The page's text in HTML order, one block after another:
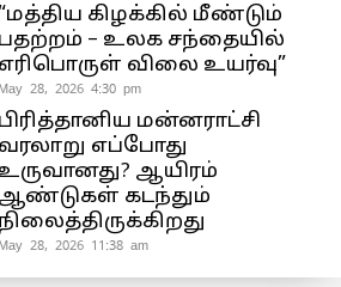
கிழக்கில் மீண்டும்
பதற்றம் – உலக சந்தையில்
எரிபொருள் விலை உயர்வு”
May 28, 2026 4:30 pm
பிரித்தானிய மன்னராட்சி
வரலாறு எப்போது
உருவானது? ஆயிரம்
ஆண்டுகள் கடந்தும்
நிலைத்திருக்கிறது
May 28, 2026 11:38 am